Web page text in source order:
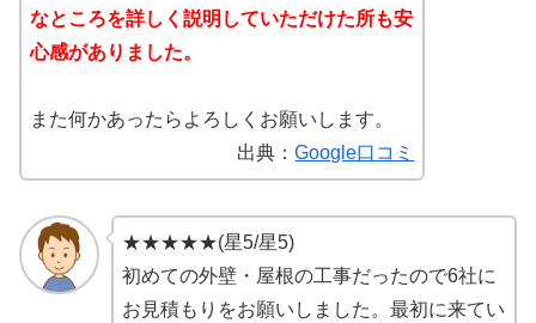
なところを詳しく説明していただけた所も安
心感がありました。
また何かあったらよろしくお願いします。
出典：Google口コミ
★★★★★(星5/星5)
初めての外壁・屋根の工事だったので6社に
お見積もりをお願いしました。最初に来てい